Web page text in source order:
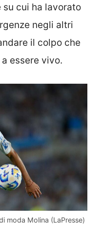
cui ha lavorato
negli altri
il colpo che
essere vivo.
moda Molina (LaPresse)